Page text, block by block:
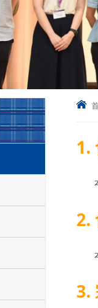
1.
2.
3.